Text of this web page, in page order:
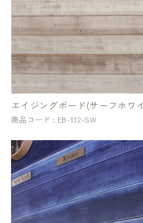
エイジングボード(サーフホワ
商品コード : EB-132-SW